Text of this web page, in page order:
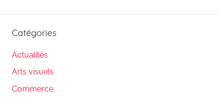
Catégories
Actualités
Arts visuels
Commerce